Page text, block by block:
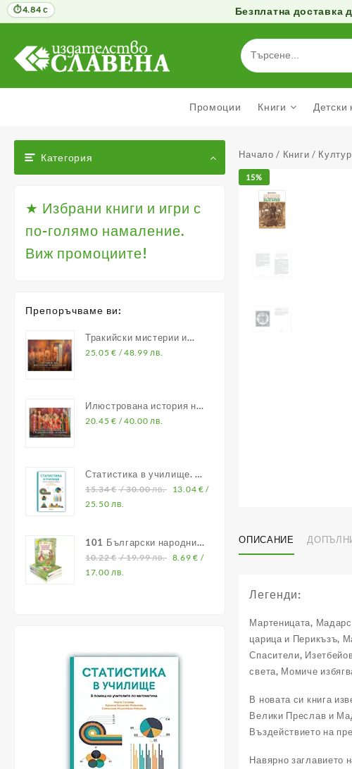
Безплатна доставка
съдържанието
Промоции Книги Детски
Категория
★ Избрани книги и игри с
по-голямо намаление.
Виж промоциите!
Препоръчваме ви:
Тракийски мистерии и
владетели
25.05€ / 48.99 лв.
Илюстрована история на
Средновековна България
20.45€ / 40.00 лв.
Статистика в училище. В
помощ на учителите по
математика
15.34€/ 30.00 лв. 13.04 € /
25.50 лв.
101 Български народни
приказки
10.22€/ 19.99 лв. 8.69€ /
17.00 лв.
Начало / Книги /
15%
ОПИСАНИЕ
Легенди:
Мартеницата,
царица и Перикъзъ,
Спасители,
света, Момиче
В новата си книга
Велики Преслав и
Въздействието на
Навярно заглавието
4.84 с